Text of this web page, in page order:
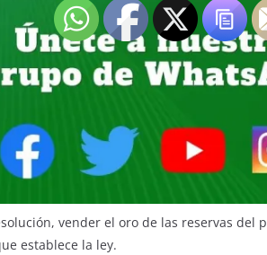
vender el oro de las reservas del
establece la ley.